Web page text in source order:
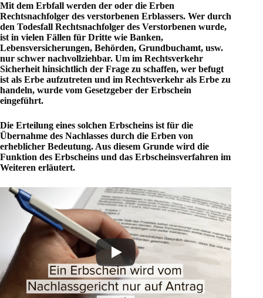
Mit dem Erbfall werden der oder die Erben
Rechtsnachfolger des verstorbenen Erblassers. Wer durch
den Todesfall Rechtsnachfolger des Verstorbenen wurde,
ist in vielen Fällen für Dritte wie Banken,
Lebensversicherungen, Behörden, Grundbuchamt, usw.
nur schwer nachvollziehbar. Um im Rechtsverkehr
Sicherheit hinsichtlich der Frage zu schaffen, wer befugt
ist als Erbe aufzutreten und im Rechtsverkehr als Erbe zu
handeln, wurde vom Gesetzgeber der Erbschein
eingeführt.
Die Erteilung eines solchen Erbscheins ist für die
Übernahme des Nachlasses durch die Erben von
erheblicher Bedeutung. Aus diesem Grunde wird die
Funktion des Erbscheins und das Erbscheinsverfahren im
Weiteren erläutert.